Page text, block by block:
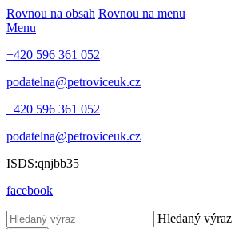
Rovnou na obsah Rovnou na menu
Menu
+420 596 361 052
podatelna@petroviceuk.cz
+420 596 361 052
podatelna@petroviceuk.cz
ISDS:qnjbb35
facebook
Hledaný výraz